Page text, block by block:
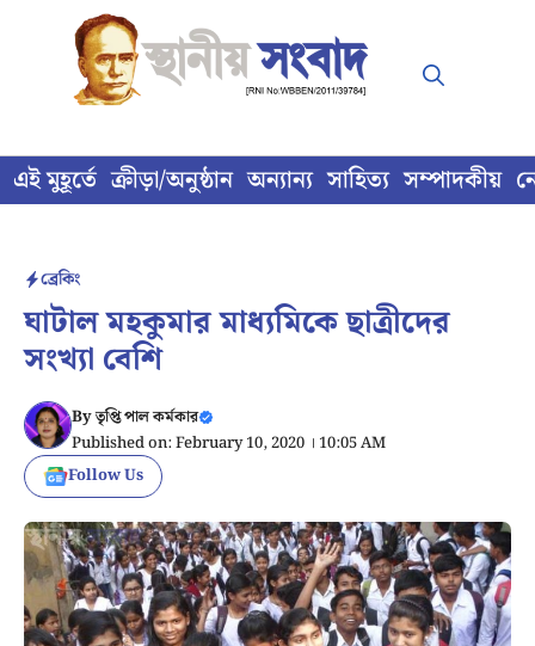
content
এই মুহূর্তে ক্রীড়া/অনুষ্ঠান অন্যান্য সাহিত্য সম্পাদকীয়
ব্রেকিং
ঘাটাল মহকুমার মাধ্যমিকে ছাত্রীদের
সংখ্যা বেশি
Byতৃপ্তি পাল কর্মকার
Published on: February 10, 2020 । 10:05 AM
Follow Us